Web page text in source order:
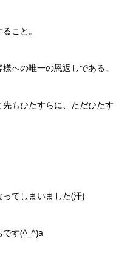
こと。
への唯一の恩返しである。
もひたすらに、 ただひたす
てしまいました(汗)
す(^_^)a